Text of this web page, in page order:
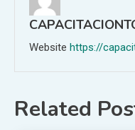
Website https://
Related